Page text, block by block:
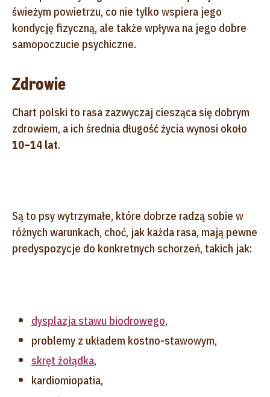
świeżym powietrzu, co nie tylko wspiera jego
kondycję fizyczną, ale także wpływa na jego dobre
samopoczucie psychiczne.
Zdrowie
Chart polski to rasa zazwyczaj ciesząca się dobrym
zdrowiem, a ich średnia długość życia wynosi około
10–14 lat.
Są to psy wytrzymałe, które dobrze radzą sobie w
różnych warunkach, choć, jak każda rasa, mają pewne
predyspozycje do konkretnych schorzeń, takich jak:
dysplazja stawu biodrowego,
problemy z układem kostno-stawowym,
skręt żołądka,
kardiomiopatia,